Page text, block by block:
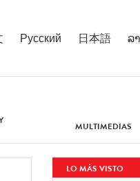
Русский 日本語 ລ
MULTIMEDIAS
LO MÁS VISTO